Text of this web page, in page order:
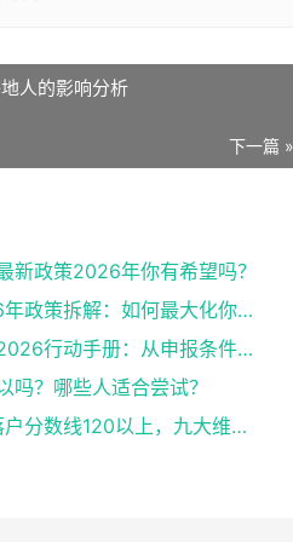
人的影响分析
下一篇 »
新政策2026年你有希望吗？
北京积分落户2026年政策拆解：如何最大化你的积分？
积分落户北京政策2026行动手册：从申报条件到办理流程
吗？哪些人适合尝试？
2026年北京积分落户分数线120以上，九大维度深度解析！